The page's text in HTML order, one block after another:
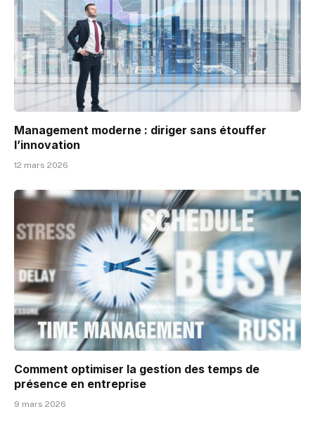
Management moderne : diriger sans étouffer
l’innovation
12 mars 2026
Comment optimiser la gestion des temps de
présence en entreprise
9 mars 2026